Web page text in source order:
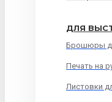
ДЛЯ
Брошюры
Печать на
Листовки